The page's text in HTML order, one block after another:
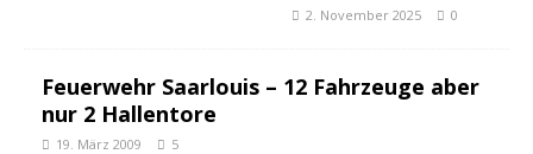
2. November 2025 0
Feuerwehr Saarlouis – 12 Fahrzeuge aber
nur 2 Hallentore
19. März 2009 5